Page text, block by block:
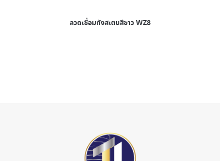
ลวดเชื่อมทังสเตนสีขาว WZ8